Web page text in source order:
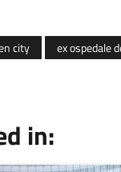
city ex ospedale
in: